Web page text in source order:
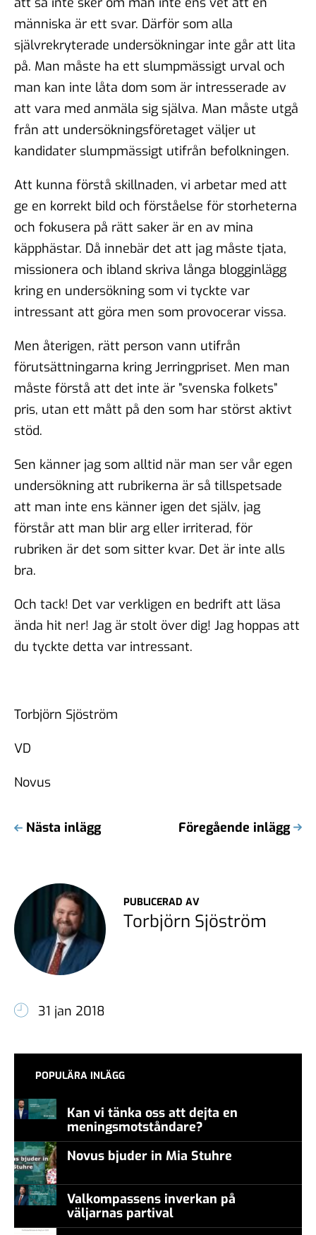
människa är ett svar. Därför som alla
självrekryterade undersökningar inte går att lita
på. Man måste ha ett slumpmässigt urval och
man kan inte låta dom som är intresserade av
att vara med anmäla sig själva. Man måste utgå
från att undersökningsföretaget väljer ut
kandidater slumpmässigt utifrån befolkningen.
Att kunna förstå skillnaden, vi arbetar med att
ge en korrekt bild och förståelse för storheterna
och fokusera på rätt saker är en av mina
käpphästar. Då innebär det att jag måste tjata,
missionera och ibland skriva långa blogginlägg
kring en undersökning som vi tyckte var
intressant att göra men som provocerar vissa.
Men återigen, rätt person vann utifrån
förutsättningarna kring Jerringpriset. Men man
måste förstå att det inte är ”svenska folkets”
pris, utan ett mått på den som har störst aktivt
stöd.
Sen känner jag som alltid när man ser vår egen
undersökning att rubrikerna är så tillspetsade
att man inte ens känner igen det själv, jag
förstår att man blir arg eller irriterad, för
rubriken är det som sitter kvar. Det är inte alls
bra.
Och tack! Det var verkligen en bedrift att läsa
ända hit ner! Jag är stolt över dig! Jag hoppas att
du tyckte detta var intressant.
Torbjörn Sjöström
VD
Novus
Nästa inlägg Föregående inlägg
PUBLICERAD AV
Torbjörn Sjöström
31 jan 2018
POPULÄRA INLÄGG
Kan vi tänka oss att dejta en
meningsmotståndare?
Novus bjuder in Mia Stuhre
Valkompassens inverkan på
väljarnas partival